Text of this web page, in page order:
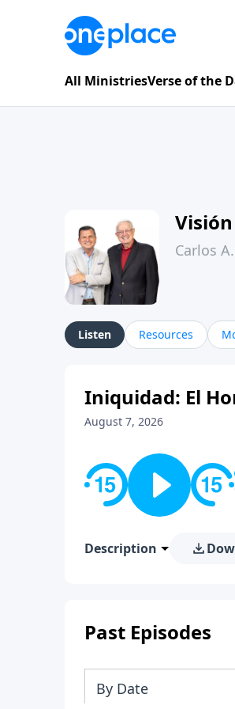
All MinistriesVerse of the
Carlos
Listen Resources
Iniquidad: El
August 7, 2026
Description
Past Episodes
By Date